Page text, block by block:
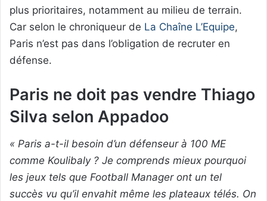
plus prioritaires, notamment au milieu de terrain.
Car selon le chroniqueur de La Chaîne L’Equipe,
Paris n’est pas dans l’obligation de recruter en
défense.
Paris ne doit pas vendre Thiago
Silva selon Appadoo
« Paris a-t-il besoin d’un défenseur à 100 ME
comme Koulibaly ? Je comprends mieux pourquoi
les jeux tels que Football Manager ont un tel
succès vu qu’il envahit même les plateaux télés. On